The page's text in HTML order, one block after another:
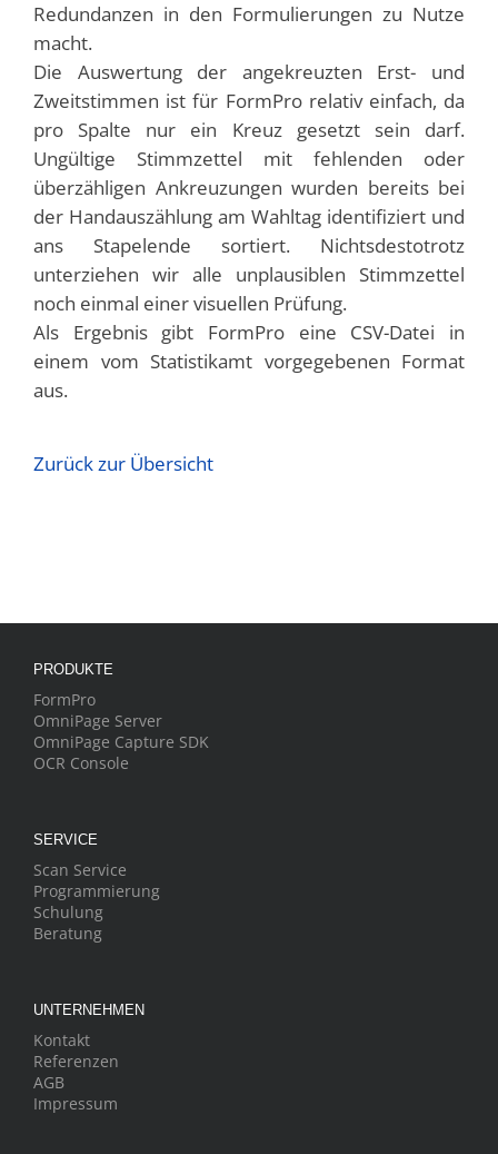
Redundanzen in den Formulierungen zu Nutze
macht.
Die Auswertung der angekreuzten Erst- und
Zweitstimmen ist für FormPro relativ einfach, da
pro Spalte nur ein Kreuz gesetzt sein darf.
Ungültige Stimmzettel mit fehlenden oder
überzähligen Ankreuzungen wurden bereits bei
der Handauszählung am Wahltag identifiziert und
ans Stapelende sortiert. Nichtsdestotrotz
unterziehen wir alle unplausiblen Stimmzettel
noch einmal einer visuellen Prüfung.
Als Ergebnis gibt FormPro eine CSV-Datei in
einem vom Statistikamt vorgegebenen Format
aus.
Zurück zur Übersicht
PRODUKTE
FormPro
OmniPage Server
OmniPage Capture SDK
OCR Console
SERVICE
Scan Service
Programmierung
Schulung
Beratung
UNTERNEHMEN
Kontakt
Referenzen
AGB
Impressum